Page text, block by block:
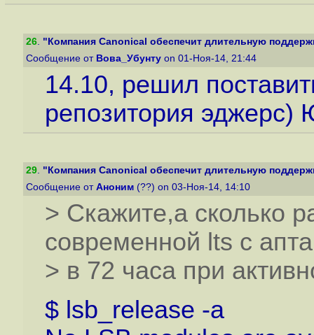
26. "Компания Canonical обеспечит длительную
Сообщение от Вова_Убунту on 01-Ноя-14, 21:44
14.10, решил
репозитория эджерс)
29. "Компания Canonical обеспечит длительную
Сообщение от Аноним (??) on 03-Ноя-14, 14:10
> Скажите,а сколько
современной lts c
> в 72 часа при
$ lsb_release -a